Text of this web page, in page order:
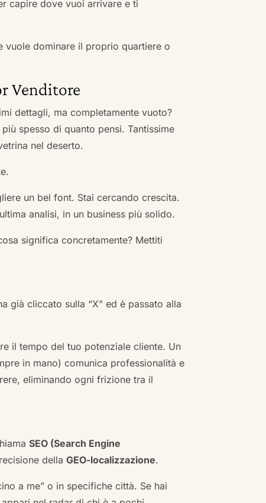
capire dove vuoi arrivare e ti
vuole dominare il proprio quartiere o
Venditore
dettagli, ma completamente vuoto?
spesso di quanto pensi. Tantissime
nel deserto.
un bel font. Stai cercando crescita.
analisi, in un business più solido.
significa concretamente? Mettiti
già cliccato sulla “X” ed è passato alla
il tempo del tuo potenziale cliente. Un
in mano) comunica professionalità e
eliminando ogni frizione tra il
SEO (Search Engine
dellaGEO-localizzazione.
a me” o in specifiche città. Se hai